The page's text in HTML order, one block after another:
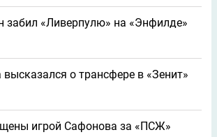
забил «Ливерпулю» на «Энфилде»
высказался о трансфере в «Зенит»
игрой Сафонова за «ПСЖ»